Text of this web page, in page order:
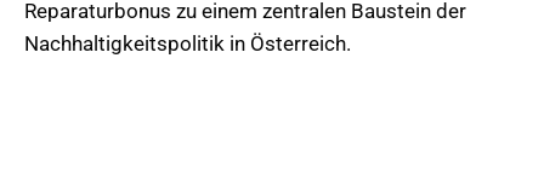
Reparaturbonus zu einem zentralen Baustein der
Nachhaltigkeitspolitik in Österreich.